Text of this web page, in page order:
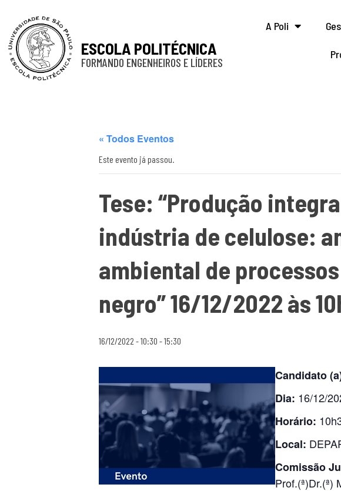
ESCOLA POLITÉCNICA
FORMANDO ENGENHEIROS E LÍDERES
A Poli
« Todos Eventos
Este evento já passou.
Tese: “Produção
indústria de celulose:
ambiental de
negro” 16/12/2022 às
16/12/2022 - 10:30 -15:30
Candidato
Dia: 16/12/
Horário:
Local:
Comissão
Prof.(ª)Dr.(ª)